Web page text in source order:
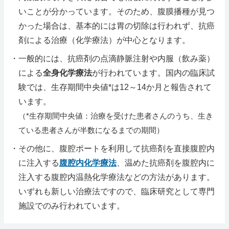
いことが分かっています。そのため、腹膜播種が見つ
かった場合は、基本的には胃の切除は行われず、抗癌
剤による治療（化学療法）が中心となります。
・一般的には、抗癌剤の点滴静脈注射や内服（飲み薬）
による全身化学療法が行われています。国内の臨床試
験では、生存期間中央値*は12～14か月と報告されて
います。
（*生存期間中央値：治療を受けた患者さんのうち、生き
ている患者さんが半数になるまでの期間）
・その他に、腹腔ポートを利用して抗癌剤を直接腹腔内
に注入する腹腔内化学療法、温めた抗癌剤を腹腔内に
注入する腹腔内温熱化学療法などの方法があります。
いずれも新しい治療法ですので、臨床研究として専門
施設でのみ行われています。